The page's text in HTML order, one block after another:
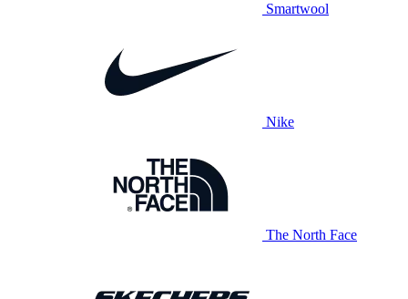
Smartwool
Nike
The North Face